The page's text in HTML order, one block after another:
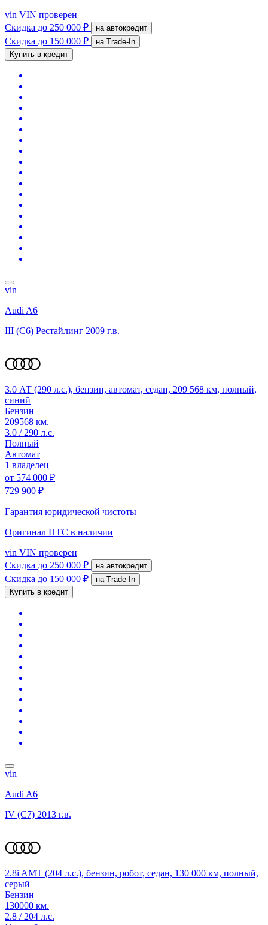
vin VIN проверен
Скидка до 250 000 ₽ на автокредит
Скидка до 150 000 ₽
на Trade-In
Купить в кредит
vin
Audi A6
III (C6) Рестайлинг 2009 г.в.
3.0 АТ (290 л.с.), бензин, автомат, седан, 209 568 км, полный,
синий
Бензин
209568 км.
3.0 / 290 л.с.
Полный
Автомат
1 владелец
от 574 000 ₽
729 900 ₽
Гарантия юридической чистоты
Оригинал ПТС в наличии
vin VIN проверен
Скидка до 250 000 ₽ на автокредит
Скидка до 150 000 ₽
на Trade-In
Купить в кредит
vin
Audi A6
IV (C7) 2013 г.в.
2.8i AMT (204 л.с.), бензин, робот, седан, 130 000 км, полный,
серый
Бензин
130000 км.
2.8 / 204 л.с.